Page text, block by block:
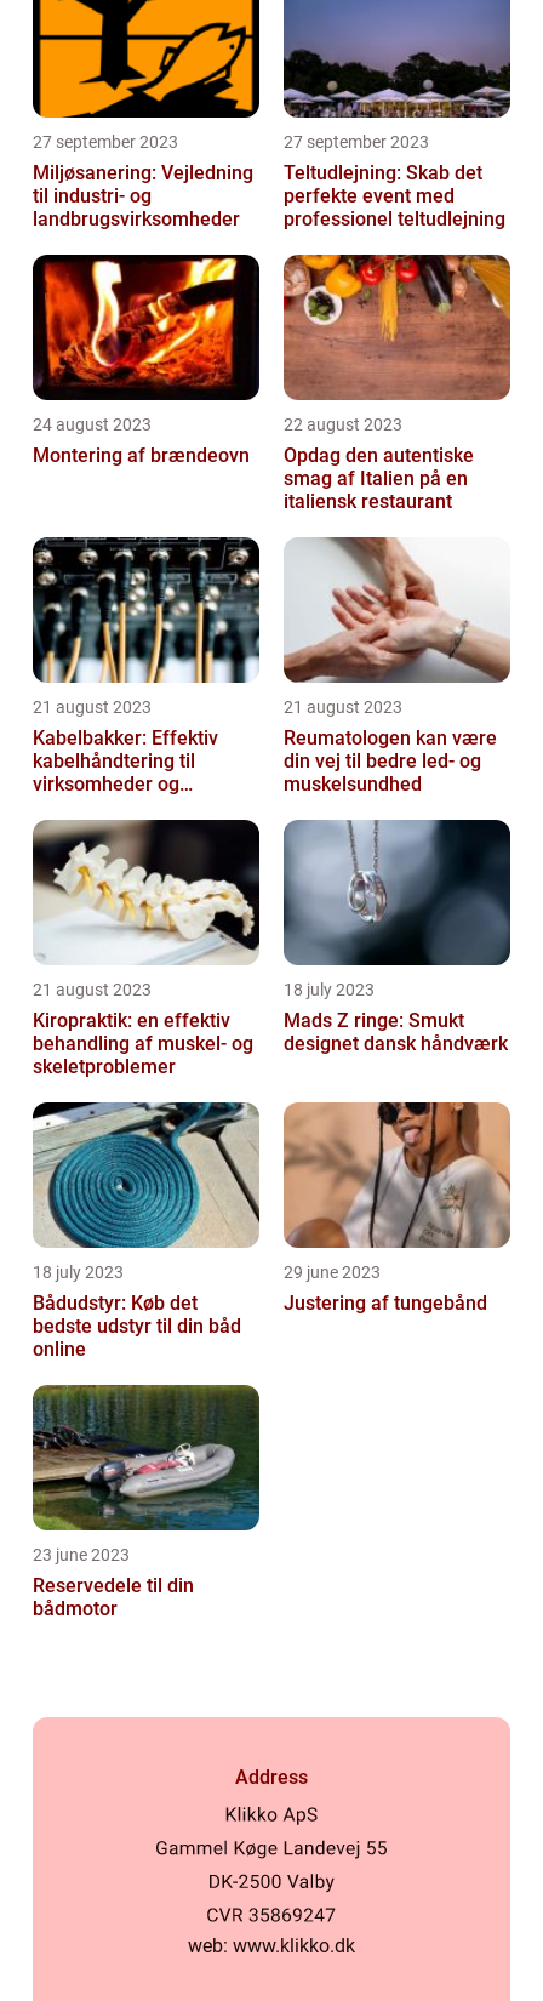
27 september 2023
Miljøsanering: Vejledning
til industri- og
landbrugsvirksomheder
27 september 2023
Teltudlejning: Skab det
perfekte event med
professionel teltudlejning
24 august 2023
Montering af brændeovn
22 august 2023
Opdag den autentiske
smag af Italien på en
italiensk restaurant
21 august 2023
Kabelbakker: Effektiv
kabelhåndtering til
virksomheder og
21 august 2023
Reumatologen kan være
din vej til bedre led- og
muskelsundhed
21 august 2023
Kiropraktik: en effektiv
behandling af muskel- og
skeletproblemer
18 july 2023
Mads Z ringe: Smukt
designet dansk håndværk
18 july 2023
Bådudstyr: Køb det
bedste udstyr til din båd
online
29 june 2023
Justering af tungebånd
23 june 2023
Reservedele til din
bådmotor
Address
web: www.klikko.dk